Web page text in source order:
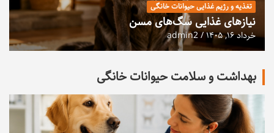
تغذیه و رژیم غذایی حیوانات خانگی
نیازهای غذایی سگ‌های مسن
خرداد ۱۶, ۱۴۰۵ admin2
بهداشت و سلامت حیوانات خانگی